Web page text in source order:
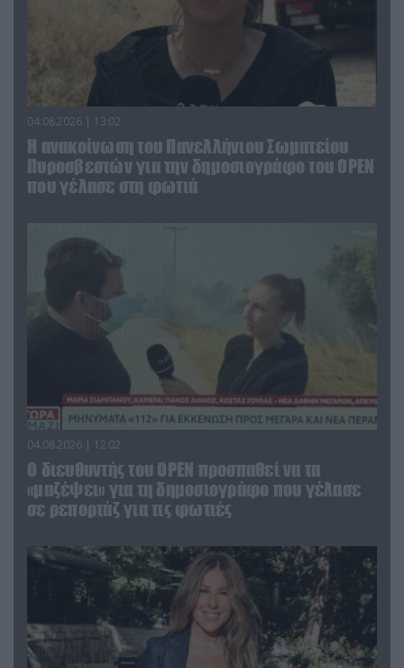
04.08.2026 | 13:02
Η ανακοίνωση του Πανελλήνιου Σωματείου
Πυροσβεστών για την δημοσιογράφο του OPEN
που γέλασε στη φωτιά
04.08.2026 | 12:02
O διευθυντής του OPEN προσπαθεί να τα
«μαζέψει» για τη δημοσιογράφο που γέλασε
σε ρεπορτάζ για τις φωτιές